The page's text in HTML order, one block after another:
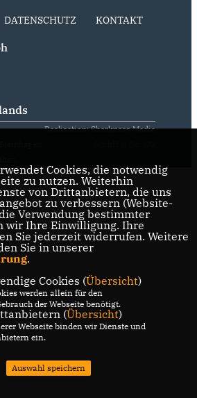
DATENSCHUTZ KONTAKT
Realisation: Sharkness Media
Cookies, die notwendig
zu nutzen. Weiterhin
von Drittanbietern, die uns
zu verbessern (Website-
Verwendung bestimmter
wir Ihre Einwilligung. Ihre
Sie jederzeit widerrufen. Weitere
Sie in unserer
.
Cookies (Übersicht)
werden allein für den
der Webseite benötigt.
(Übersicht)
Webseite binden wir Dienste und
ein.
Auswahl speichern